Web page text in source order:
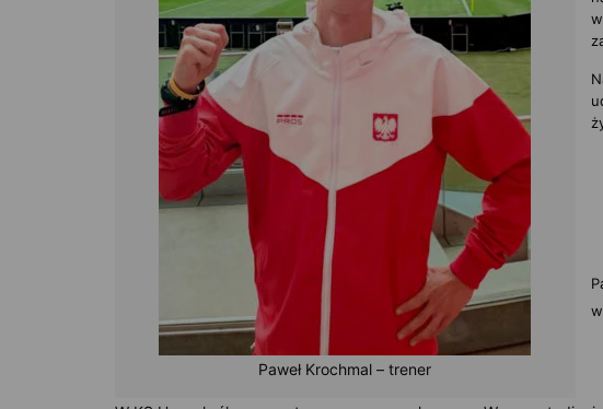
Paweł Krochmal – trener